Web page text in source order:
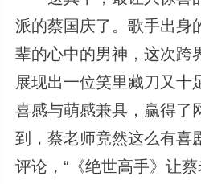
派的蔡国庆了。歌手出身
辈的心中的男神，这次跨
展现出一位笑里藏刀又十
喜感与萌感兼具，赢得了
到，蔡老师竟然这么有喜
评论，“《绝世高手》让